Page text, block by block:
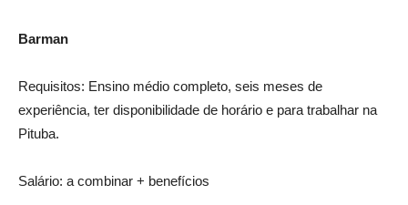
Barman
Requisitos: Ensino médio completo, seis meses de
experiência, ter disponibilidade de horário e para trabalhar na
Pituba.
Salário: a combinar + benefícios